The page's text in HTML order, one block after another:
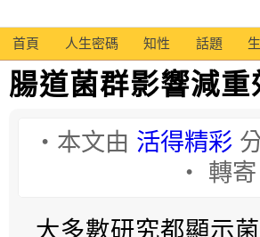
首頁 人生密碼 知性 話題
腸道菌群影響減重
‧本文由 活得精彩
‧ 轉
大多數研究都顯示